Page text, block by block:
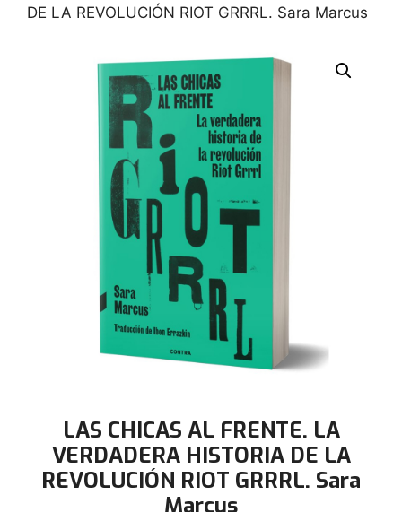
DE LA REVOLUCIÓN RIOT GRRRL. Sara Marcus
LAS CHICAS AL FRENTE. LA
VERDADERA HISTORIA DE LA
REVOLUCIÓN RIOT GRRRL. Sara
Marcus